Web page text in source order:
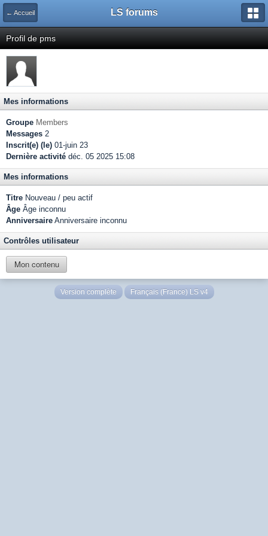
← Accueil LS forums
Profil de pms
Mes informations
Groupe Members
Messages 2
Inscrit(e) (le) 01-juin 23
Dernière activité déc. 05 2025 15:08
Mes informations
Titre Nouveau / peu actif
Âge Âge inconnu
Anniversaire Anniversaire inconnu
Contrôles utilisateur
Mon contenu
Version complète Français (France) LS v4